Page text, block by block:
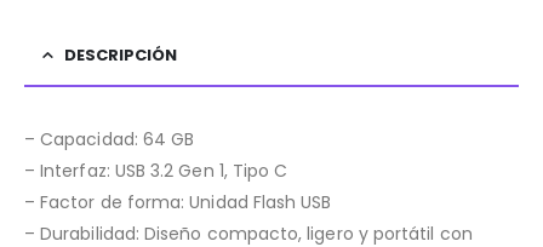
DESCRIPCIÓN
– Capacidad: 64 GB
– Interfaz: USB 3.2 Gen 1, Tipo C
– Factor de forma: Unidad Flash USB
– Durabilidad: Diseño compacto, ligero y portátil con